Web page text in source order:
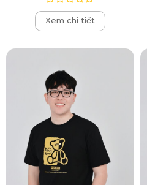
Được
xếp
hạng
Xem chi tiết